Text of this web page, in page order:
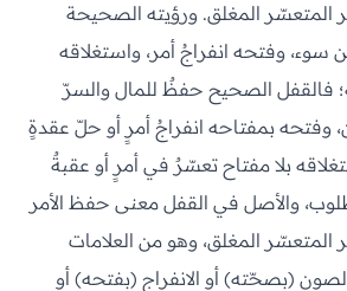
المتعسّر المغلق. ورؤيته الصحيحة
وفتحه انفراجُ أمر، واستغلاقه
فالقفل الصحيح حفظٌ للمال والسرّ
بمفتاحه انفراجُ أمرٍ أو حلّ عقدةٍ
بلا مفتاح تعسّرٌ في أمرٍ أو عقبةٌ
والأصل في القفل معنى حفظ الأمر
المتعسّر المغلق، وهو من العلامات
(بصحّته) أو الانفراج (بفتحه) أو